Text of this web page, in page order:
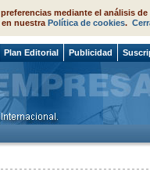
mediante el análisis
nuestra Política de cookies.
Plan Editorial Publicidad